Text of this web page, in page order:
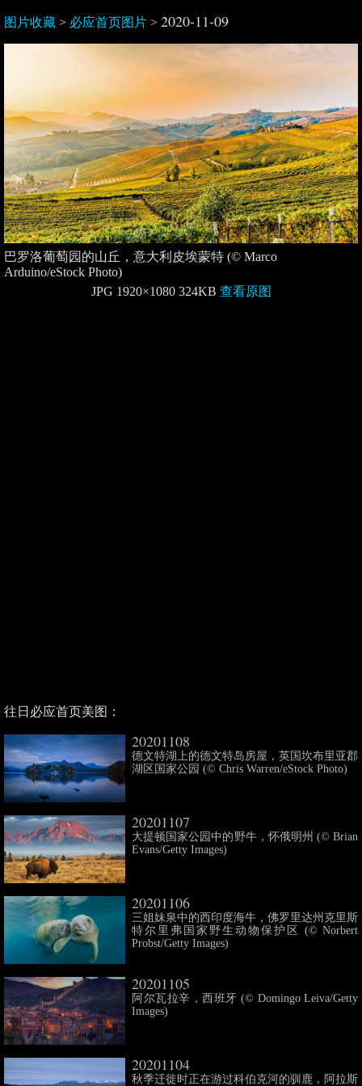
图片收藏 > 必应首页图片 > 2020-11-09
巴罗洛葡萄园的山丘，意大利皮埃蒙特 (© Marco
Arduino/eStock Photo)
JPG 1920×1080 324KB 查看原图
往日必应首页美图：
20201108
德文特湖上的德文特岛房屋，英国坎布里亚郡
湖区国家公园 (© Chris Warren/eStock Photo)
20201107
大提顿国家公园中的野牛，怀俄明州 (© Brian
Evans/Getty Images)
20201106
三姐妹泉中的西印度海牛，佛罗里达州克里斯
特尔里弗国家野生动物保护区 (© Norbert
Probst/Getty Images)
20201105
阿尔瓦拉辛，西班牙 (© Domingo Leiva/Getty
Images)
20201104
秋季迁徙时正在游过科伯克河的驯鹿，阿拉斯